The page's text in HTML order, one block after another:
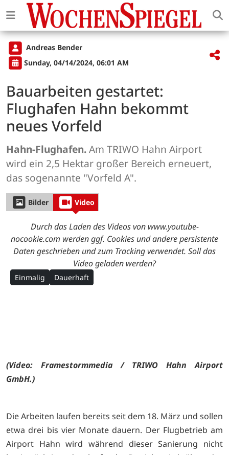
Andreas Bender
Sunday, 04/14/2024, 06:01 AM
Bauarbeiten gestartet:
Flughafen Hahn bekommt
neues Vorfeld
Hahn-Flughafen.Am TRIWO Hahn Airport
wird ein 2,5 Hektar großer Bereich erneuert,
das sogenannte "Vorfeld A".
Bilder Video
Durch das Laden des Videos von www.youtube-
nocookie.com werden ggf. Cookies und andere persistente
Daten geschrieben und zum Tracking verwendet. Soll das
Video geladen werden?
Einmalig Dauerhaft
(Video: Framestormmedia / TRIWO Hahn Airport
GmbH.)
Die Arbeiten laufen bereits seit dem 18. März und sollen
etwa drei bis vier Monate dauern. Der Flugbetrieb am
Airport Hahn wird während dieser Sanierung nicht